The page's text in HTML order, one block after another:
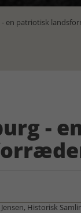
- en patriotisk
-
Historisk